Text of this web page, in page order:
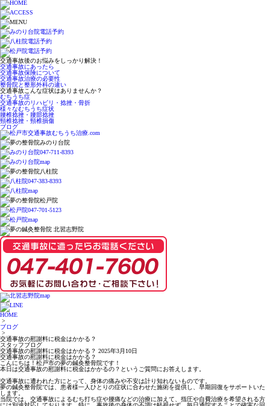
交通事故後のお悩みをしっかり解決！
交通事故にあったら
交通事故保険について
交通事故治療の必要性
整骨院と整形外科の違い
交通事故こんな症状はありませんか？
むちうち症
交通事故のリハビリ・捻挫・骨折
様々なむちうち症状
腰椎捻挫・腰部捻挫
頸椎捻挫・頸椎損傷
ブログ
HOME
>
ブログ
>
交通事故の慰謝料に税金はかかる？
スタッフブログ
交通事故の慰謝料に税金はかかる？ 2025年3月10日
交通事故の慰謝料に税金はかかる？
こんにちは！松戸市の夢の鍼灸整骨院です！
本日は交通事故の慰謝料に税金はかかるの？というご質問にお答えします。
交通事故に遭われた方にとって、身体の痛みや不安は計り知れないものです。
夢の鍼灸整骨院では、患者様一人ひとりの症状に合わせた施術を提供し、早期回復をサポートいた
します。
当院では、交通事故によるむち打ち症や腰痛などの治療に加えて、指圧や自費治療を希望される方